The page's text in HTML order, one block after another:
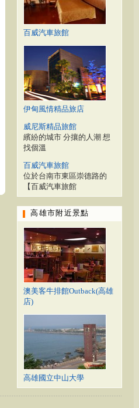
百威汽車旅館
伊甸風情精品旅店
威尼斯精品旅館
繽紛的城市 分攘的人潮 想
找個溫
百威汽車旅館
位於台南市東區崇德路的
【百威汽車旅館
高雄市附近景點
澳美客牛排館Outback(高雄
店)
高雄國立中山大學